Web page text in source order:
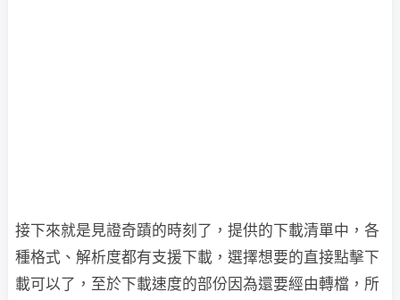
接下來就是見證奇蹟的時刻了，提供的下載清單中，各
種格式、解析度都有支援下載，選擇想要的直接點擊下
載可以了，至於下載速度的部份因為還要經由轉檔，所